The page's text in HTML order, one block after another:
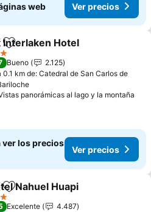
web Ver precios
Añadir a favoritos
Interlaken Hotel
Bueno
2.125
0.1 km de: Catedral de San Carlos de
panorámicas al lago y la montaña
ver los precios
Ver precios
Añadir a favoritos
Nahuel Huapi
Excelente
4.487